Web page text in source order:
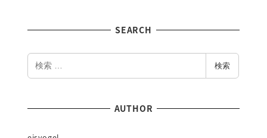
SEARCH
検
検索
AUTHOR